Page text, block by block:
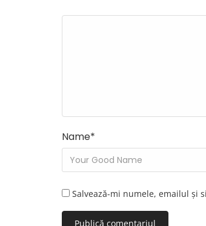
Name*
Salvează-mi numele, emailul și